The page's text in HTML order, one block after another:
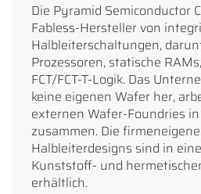
Die Pyramid Semiconductor
Fabless-Hersteller von
Halbleiterschaltungen,
Prozessoren, statische
FCT/FCT-T-Logik. Das
keine eigenen Wafer her,
externen Wafer-Foundries
zusammen. Die
Halbleiterdesigns sind in
Kunststoff- und
erhältlich.